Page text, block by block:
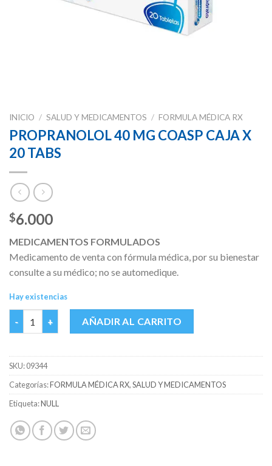
INICIO / SALUD Y MEDICAMENTOS / FORMULA MÉDICA RX
PROPRANOLOL 40 MG COASP CAJA X
20 TABS
$6.000
MEDICAMENTOS FORMULADOS
Medicamento de venta con fórmula médica, por su bienestar
consulte a su médico; no se automedique.
Hay existencias
PROPRANOLOL 40 MG COASP CAJA X 20 TABS cantidad
AÑADIR AL CARRITO
SKU:09344
Categorías:FORMULA MÉDICA RX,SALUD Y MEDICAMENTOS
Etiqueta:NULL